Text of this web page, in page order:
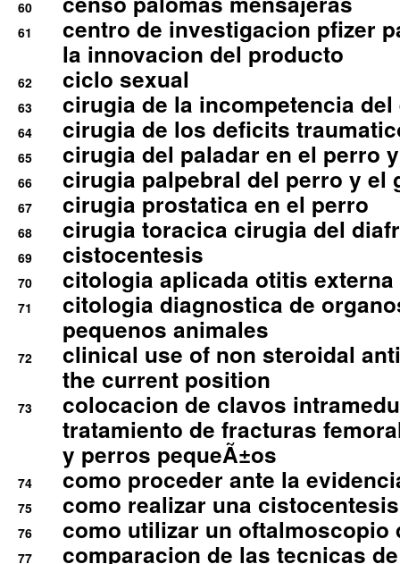
60
61
centro de investigacion pfizer
la innovacion del producto
62 ciclo sexual
63 cirugia de la incompetencia
64 cirugia de los deficits
65 cirugia del paladar en el perro
66 cirugia palpebral del perro y el
67 cirugia prostatica en el perro
68 cirugia toracica cirugia del
69 cistocentesis
70 citologia aplicada otitis externa
71
citologia diagnostica de
pequenos animales
72
clinical use of non steroidal
the current position
73
colocacion de clavos
tratamiento de fracturas
y perros pequeÃ±os
74 como proceder ante la
75 como realizar una
76 como utilizar un oftalmoscopio
77
comparacion de las tecnicas